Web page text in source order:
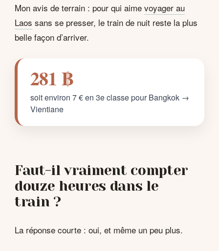
Mon avis de terrain : pour qui aime voyager au
Laos sans se presser, le train de nuit reste la plus
belle façon d’arriver.
281 ฿
soit environ 7 € en 3e classe pour Bangkok →
Vientiane
Faut-il vraiment compter
douze heures dans le
train ?
La réponse courte : oui, et même un peu plus.